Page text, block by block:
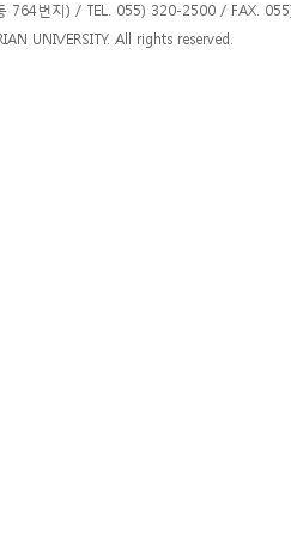
764번지) / TEL. 055) 320-2500 / FAX.
UNIVERSITY. All rights reserved.